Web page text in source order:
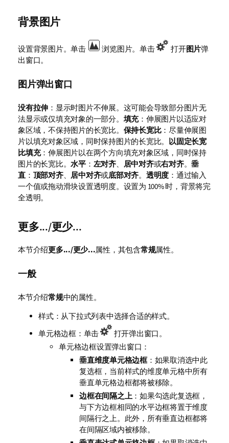
背景图片
设置背景图片。单击 浏览图片。单击 打开图片弹
出窗口。
图片弹出窗口
没有拉伸 ：显示时图片不伸展。这可能会导致部分图片无
法显示或仅填充对象的一部分。填充：伸展图片以适应对
象区域，不保持图片的长宽比。 保持长宽比：尽量伸展图
片以填充对象区域，同时保持图片的长宽比。 以固定长宽
比填充：伸展图片以在两个方向填充对象区域，同时保持
图片的长宽比。水平： 左对齐、 居中对齐或右对齐。垂
直： 顶部对齐、 居中对齐或底部对齐。 透明度 ：通过输入
一个值或拖动滑块设置透明度。设置为 100% 时，背景将完
全透明。
更多.../更少...
本节介绍更多.../更少...属性，其包含常规属性。
一般
本节介绍常规中的属性。
样式：从下拉式列表中选择合适的样式。
单元格边框：单击
打开弹出窗口。
单元格边框设置弹出窗口：
垂直维度单元格边框：如果取消选中此
复选框，当前样式的维度单元格中所有
垂直单元格边框都将被移除。
边框在间隔之上：如果勾选此复选框，
与下方边框相同的水平边框将置于维度
间隔行之上。此外，所有垂直边框都将
在间隔区域内被移除。